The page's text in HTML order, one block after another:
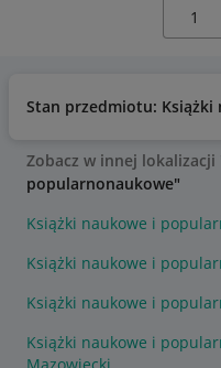
Stan przedmiotu:
Zobacz w innej lokalizacji
popularnonaukowe"
Książki naukowe i
Książki naukowe i
Książki naukowe i
Książki naukowe i